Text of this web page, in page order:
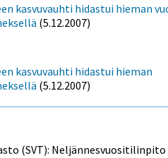
kasvuvauhti hidastui hieman
(5.12.2007)
kasvuvauhti hidastui hieman
(5.12.2007)
(SVT): Neljännesvuositilinpito